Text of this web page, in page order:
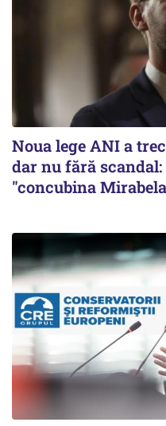
Noua lege ANI a
dar nu fără
"concubina